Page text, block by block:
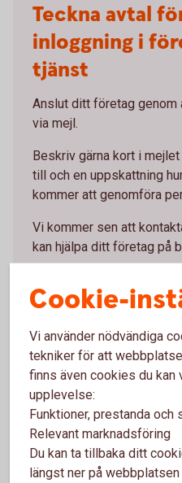
Teckna avtal
inloggning i
tjänst
Anslut ditt företag genom
via mejl.
Beskriv gärna kort i
till och en uppskattning
kommer att genomföra
Vi kommer sen att
kan hjälpa ditt företag på
Mejla oss din
Cookie-
Vi använder nödvändiga
tekniker för att
finns även cookies du kan
upplevelse:
Funktioner, prestanda och
Relevant marknadsföring
Du kan ta tillbaka ditt
längst ner på